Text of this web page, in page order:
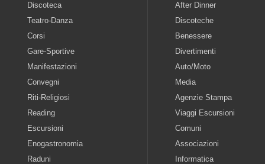
Discoteca
Teatro-Danza
Corsi
Gare-Sportive
Manifestazioni
Convegni
Riti-Religiosi
Reading
Escursioni
Enogastronomia
Raduni
After Dinner
Discoteche
Benessere
Divertimenti
Auto/Moto
Media
Agenzie Stampa
Viaggi Escursioni
Comuni
Associazioni
Informatica